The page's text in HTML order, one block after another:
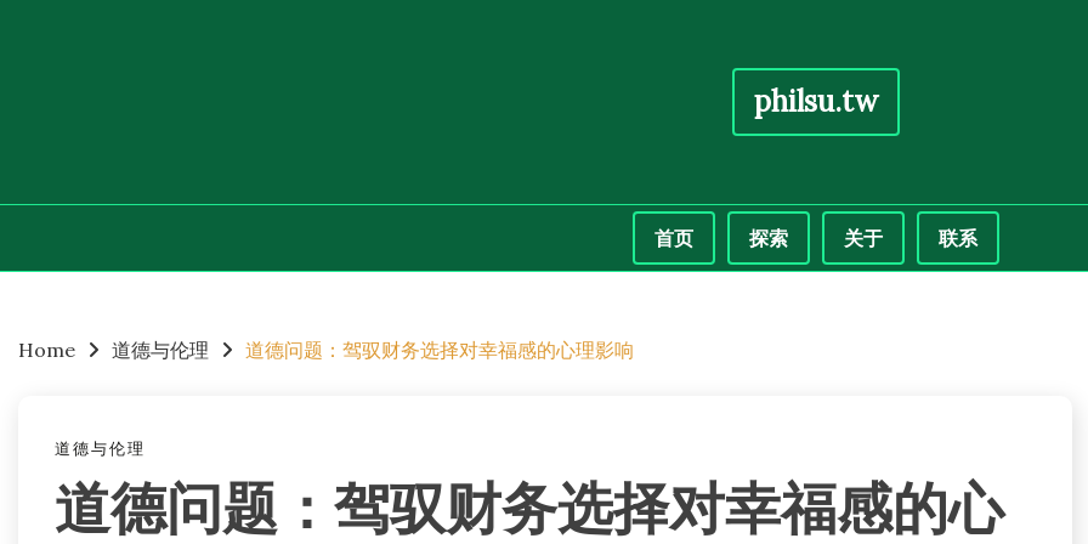
philsu.tw
首页 探索 关于
联系
content
Home 道德与伦理 道德问题：驾驭财务选择对幸福感的心理影响
道德与伦理
道德问题：驾驭财务选择对幸福感的心